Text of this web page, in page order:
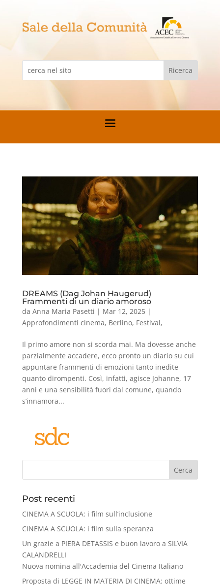
DREAMS (Dag Johan Haugerud)
Frammenti di un diario amoroso
da Anna Maria Pasetti | Mar 12, 2025|
Approfondimenti cinema, Berlino, Festival,
Il primo amore non si scorda mai. Ma dovesse anche
parzialmente accadere, ecco pronto un diario su cui
appuntare frammenti di emozioni tanto inedite
quanto dirompenti. Così, infatti, agisce Johanne, 17
anni e una sensibilità fuori dal comune, quando
s’innamora...
Cerca
Post recenti
CINEMA A SCUOLA: i film sull’inclusione
CINEMA A SCUOLA: i film sulla speranza
Un grazie a PIERA DETASSIS e buon lavoro a SILVIA
CALANDRELLI
Nuova nomina all'Accademia del Cinema Italiano
Proposta di LEGGE IN MATERIA DI CINEMA: ottime